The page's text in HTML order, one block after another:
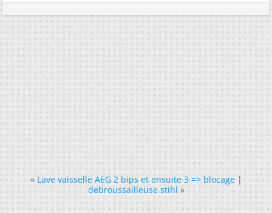
« Lave vaisselle AEG 2 bips et ensuite 3 => blocage|
debroussailleuse stihl »